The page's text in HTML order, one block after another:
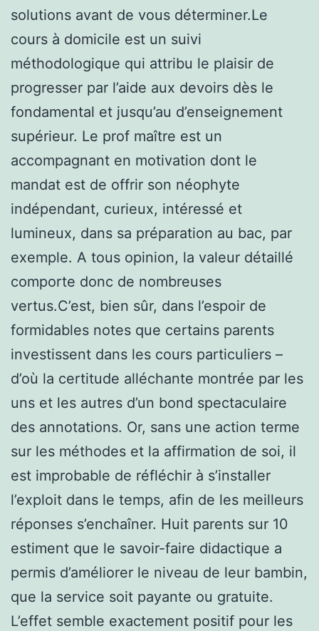
solutions avant de vous déterminer.Le
cours à domicile est un suivi
méthodologique qui attribu le plaisir de
progresser par l’aide aux devoirs dès le
fondamental et jusqu’au d’enseignement
supérieur. Le prof maître est un
accompagnant en motivation dont le
mandat est de offrir son néophyte
indépendant, curieux, intéressé et
lumineux, dans sa préparation au bac, par
exemple. A tous opinion, la valeur détaillé
comporte donc de nombreuses
vertus.C’est, bien sûr, dans l’espoir de
formidables notes que certains parents
investissent dans les cours particuliers –
d’où la certitude alléchante montrée par les
uns et les autres d’un bond spectaculaire
des annotations. Or, sans une action terme
sur les méthodes et la­ affirmation de soi, il
est improbable de réfléchir à s’installer
l’exploit dans le temps, afin de les meilleurs
réponses s’enchaîner. Huit parents sur 10
estiment que le savoir-faire didactique a
permis d’améliorer le niveau de leur bambin,
que la service soit payante ou gratuite.
L’effet semble exactement positif pour les